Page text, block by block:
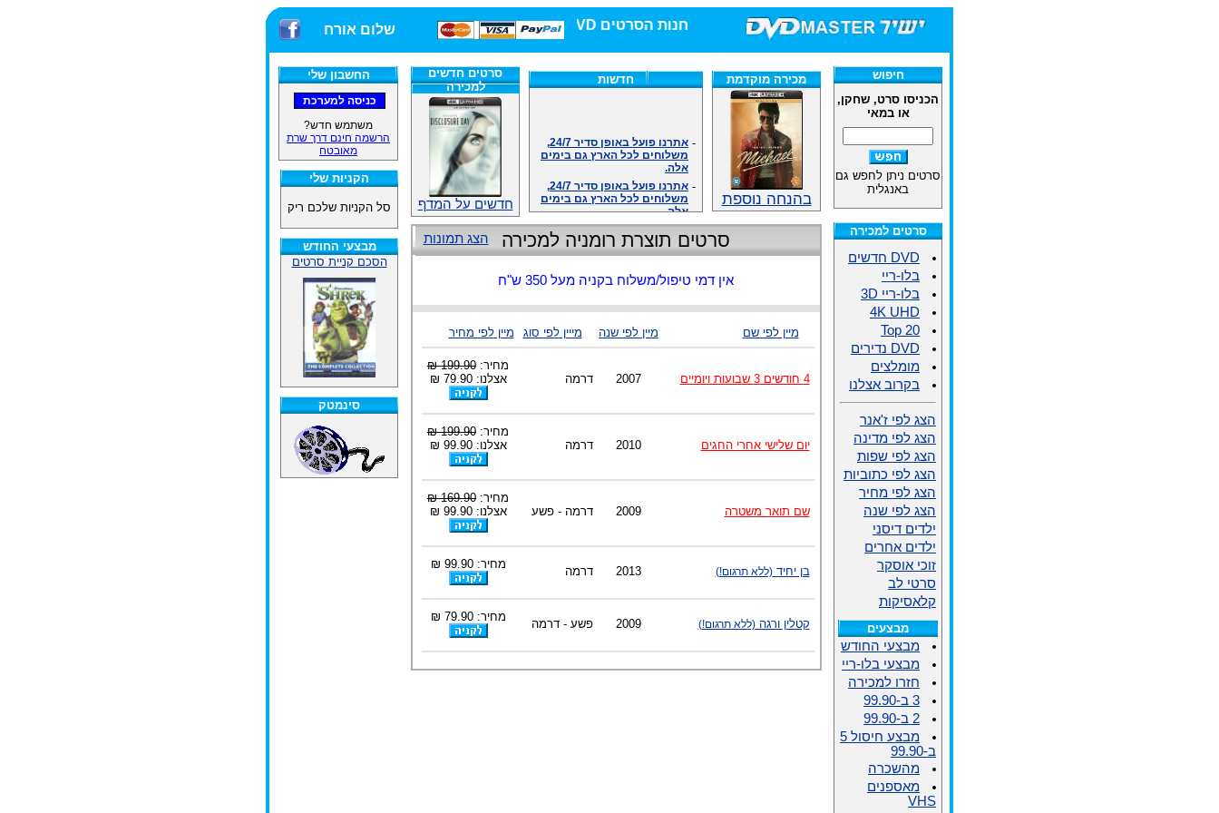
חנות הסרטים DVD/בלו-ריי/3D הגדולה ביותר! שלום אורח
החשבון שלי
משתמש חדש?
הרשמה חינם דרך שרת
מאובטח
הקניות שלי
סל הקניות שלכם ריק
מבצעי החודש
הסכם קניית סרטים
סינמטק
מכירה מוקדמת
בהנחה נוספת
חדשות
משלוחים לכל הארץ גם בימים
אלה.
משלוחים לכל הארץ גם בימים
אלה.
-אנחנו כאן לכול שאלה וזמינים
במענה הטלפוני שלנו.ובמייל
.האתר לרשותכם פעיל 24/7
-צוות דיוידי מאסטר ישיר.
-זמינים במייל ובטלפון. האתר
צוות דיוידי מאסטר ישיר.
.האתר לרשותכם 24/7
סרטים חדשים
למכירה
חדשים על המדף
הצג תמונות סרטים תוצרת רומניה למכירה
אין דמי טיפול/משלוח בקניה מעל 350 ש"ח
מיין לפי שם מיין לפי שנה מייין לפי סוג מיין לפי מחיר
4 חודשים 3 שבועות ויומיים 2007 דרמה
מחיר: 199.90 ₪
אצלנו: 79.90 ₪
יום שלישי אחרי החגים 2010 דרמה
מחיר: 199.90 ₪
אצלנו: 99.90 ₪
שם תואר משטרה 2009 דרמה - פשע
מחיר: 169.90 ₪
אצלנו: 99.90 ₪
בן יחיד(ללא תרגום!) 2013 דרמה
מחיר: 99.90 ₪
קטלין ורגה(ללא תרגום!) 2009 פשע - דרמה
מחיר: 79.90 ₪
חיפוש
הכניסו סרט, שחקן,
או במאי
סרטים ניתן לחפש גם
באנגלית
סרטים למכירה
DVD חדשים
בלו-ריי
בלו-ריי 3D
4K UHD
Top 20
DVD נדירים
מומלצים
בקרוב אצלנו
הצג לפי ז'אנר
הצג לפי מדינה
הצג לפי שפות
הצג לפי כתוביות
הצג לפי מחיר
הצג לפי שנה
ילדים דיסני
ילדים אחרים
זוכי אוסקר
סרטי לב
קלאסיקות
מבצעים
מבצעי החודש
מבצעי בלו-ריי
חזרו למכירה
3 ב-99.90
2 ב-99.90
מבצע חיסול 5
ב-99.90
מהשכרה
מאספנים
VHS